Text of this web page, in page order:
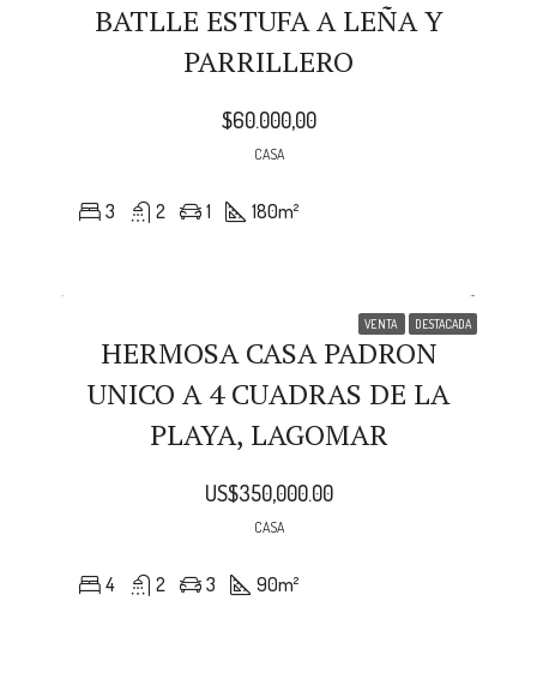
BATLLE ESTUFA A LEÑA Y
PARRILLERO
$60.000,00
CASA
3 2 1 180m²
VENTA DESTACADA
HERMOSA CASA PADRON
UNICO A 4 CUADRAS DE LA
PLAYA, LAGOMAR
US$350,000.00
CASA
4 2 3 90m²